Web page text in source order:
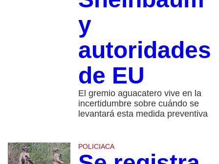
y
autoridades
de EU
El gremio aguacatero vive en la
incertidumbre sobre cuándo se
levantará esta medida preventiva
POLICIACA